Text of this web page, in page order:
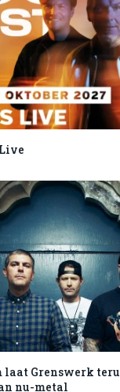
Grenswerk
nu-metal